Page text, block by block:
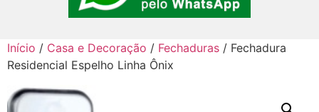
Início / Casa e Decoração / Fechaduras / Fechadura
Residencial Espelho Linha Ônix